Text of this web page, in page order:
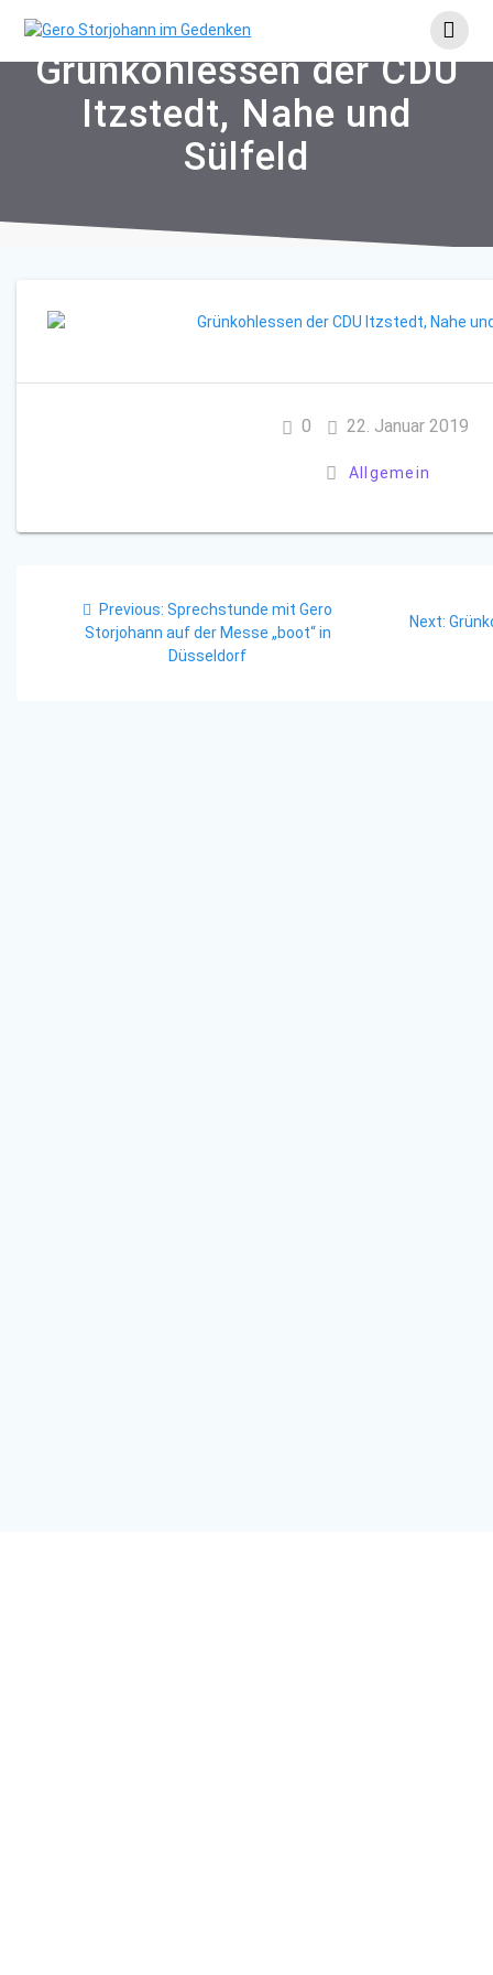
to
Grünkohlessen der CDU
Itzstedt, Nahe und
Sülfeld
0 22. Januar 2019
Allgemein
Previous: Previous
post:
Sprechstunde mit Gero
Storjohann auf der Messe „boot“ in
Düsseldorf
Next: Next